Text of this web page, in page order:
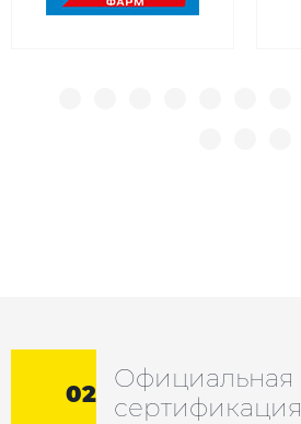
02
Официальная
сертификация